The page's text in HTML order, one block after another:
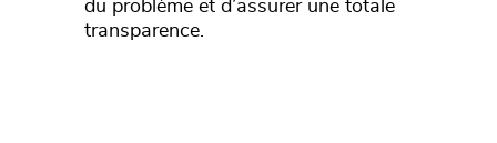
du problème et d’assurer une totale
transparence.